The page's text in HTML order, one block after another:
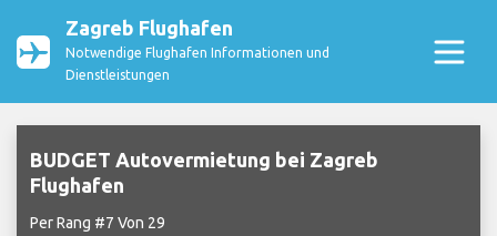
Zagreb Flughafen
Notwendige Flughafen Informationen und
Dienstleistungen
BUDGET Autovermietung bei Zagreb
Flughafen
Per Rang #7 Von 29